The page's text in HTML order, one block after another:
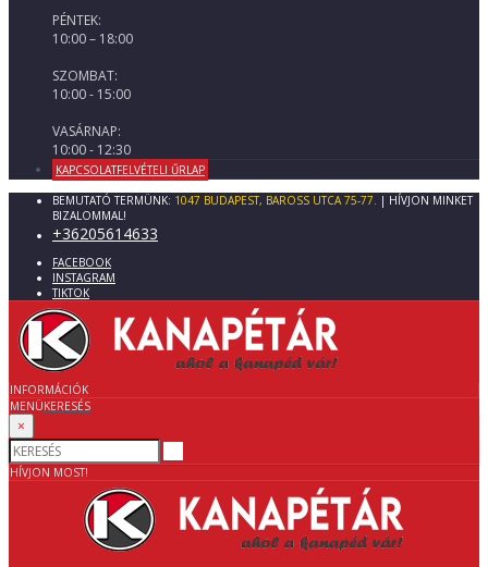
PÉNTEK:
10:00 – 18:00
SZOMBAT:
10:00 - 15:00
VASÁRNAP:
10:00 - 12:30
KAPCSOLATFELVÉTELI ŰRLAP
BEMUTATÓ TERMÜNK: 1047 BUDAPEST, BAROSS UTCA 75-77.
| HÍVJON MINKET
BIZALOMMAL!
+36205614633
FACEBOOK
INSTAGRAM
TIKTOK
INFORMÁCIÓK
MENÜKERESÉS
×
HÍVJON MOST!